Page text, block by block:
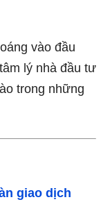
vào đầu
lý nhà đầu tư
trong những
giao dịch